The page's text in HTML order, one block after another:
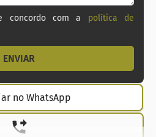
concordo com a política de
no WhatsApp